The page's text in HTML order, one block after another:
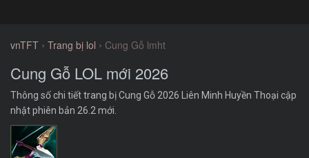
vnTFT › Trang bị lol › Cung Gỗ lmht
Cung Gỗ LOL mới 2026
Thông số chi tiết trang bị Cung Gỗ 2026 Liên Minh Huyền Thoại cập
nhật phiên bản 26.2 mới.